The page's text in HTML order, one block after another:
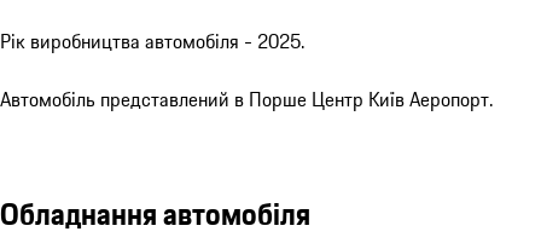
Рік виробництва автомобіля - 2025.
Автомобіль представлений в Порше Центр Київ Аеропорт.
Обладнання автомобіля